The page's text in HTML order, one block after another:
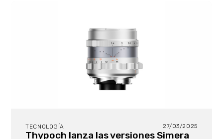
TECNOLOGÍA 27/03/2025
Thypoch lanza las versiones Simera